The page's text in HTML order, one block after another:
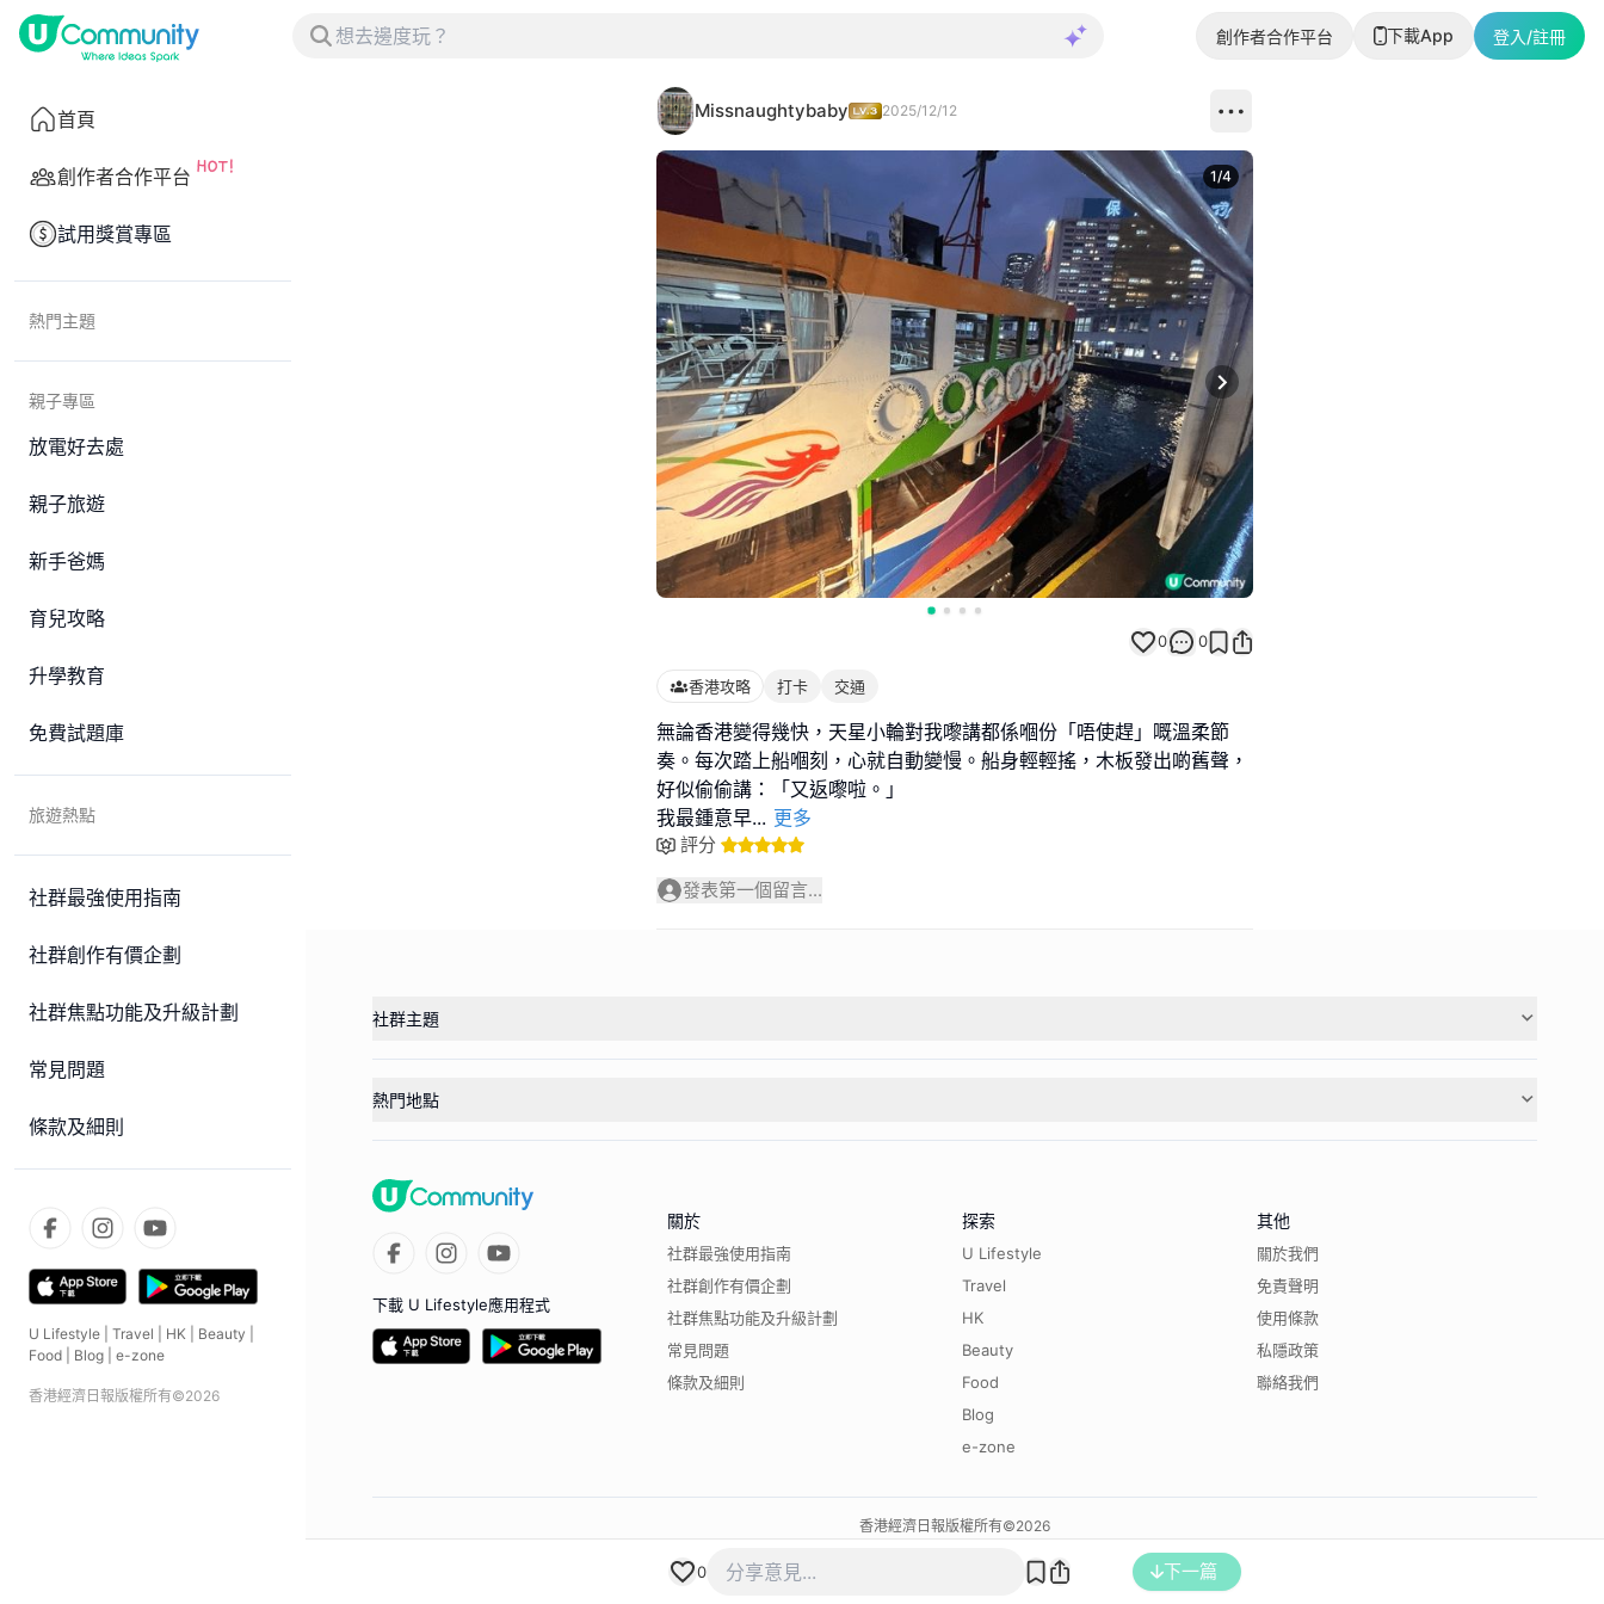
創作者合作平台 下載App 登入/註冊
首頁
創作者合作平台
試用獎賞專區
熱門主題
親子專區
放電好去處
親子旅遊
新手爸媽
育兒攻略
升學教育
免費試題庫
旅遊熱點
社群最強使用指南
社群創作有價企劃
社群焦點功能及升級計劃
常見問題
條款及細則
U Lifestyle Travel HK Beauty
Food
Blog e-zone
香港經濟日報版權所有©2026
Missnaughtybaby 2025/12/12
Next slide
1/4
0 0
香港攻略 打卡 交通
無論香港變得幾快，天星小輪對我嚟講都係嗰份「唔使趕」嘅溫柔節
奏。每次踏上船嗰刻，心就自動變慢。船身輕輕搖，木板發出啲舊聲，
好似偷偷講：「又返嚟啦。」
我最鍾意早... 更多
評分
發表第一個留言...
0 下一篇
社群主題
熱門地點
下載 U Lifestyle應用程式
關於
社群最強使用指南
社群創作有價企劃
社群焦點功能及升級計劃
常見問題
條款及細則
探索
U Lifestyle
Travel
HK
Beauty
Food
Blog
e-zone
其他
關於我們
免責聲明
使用條款
私隱政策
聯絡我們
香港經濟日報版權所有©2026